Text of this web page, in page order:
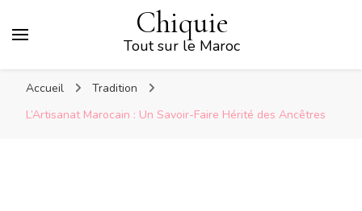
Chiquie
Tout sur le Maroc
Accueil
Tradition
L’Artisanat Marocain : Un Savoir-Faire Hérité des Ancêtres